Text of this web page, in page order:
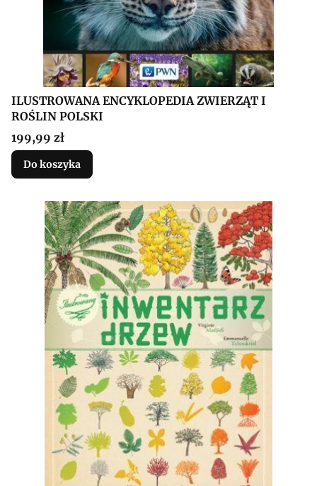
ILUSTROWANA ENCYKLOPEDIA ZWIERZĄT I
ROŚLIN POLSKI
Cena
199,99 zł
Do koszyka